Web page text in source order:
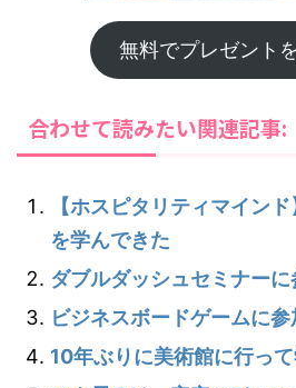
無料でプレゼント
合わせて読みたい関連記事:
【ホスピタリティマイン
を学んできた
ダブルダッシュセミナー
ビジネスボードゲームに
10年ぶりに美術館に行っ